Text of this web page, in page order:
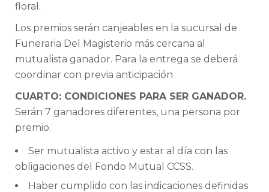
floral.
Los premios serán canjeables en la sucursal de
Funeraria Del Magisterio más cercana al
mutualista ganador. Para la entrega se deberá
coordinar con previa anticipación
CUARTO: CONDICIONES PARA SER GANADOR.
Serán 7 ganadores diferentes, una persona por
premio.
Ser mutualista activo y estar al día con las
obligaciones del Fondo Mutual CCSS.
Haber cumplido con las indicaciones definidas